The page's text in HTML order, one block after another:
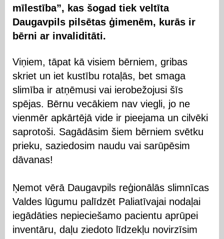
mīlestība”, kas šogad tiek veltīta
Daugavpils pilsētas ģimenēm, kurās ir
bērni ar invaliditāti.
Viņiem, tāpat kā visiem bērniem, gribas
skriet un iet kustību rotaļās, bet smaga
slimība ir atņēmusi vai ierobežojusi šīs
spējas. Bērnu vecākiem nav viegli, jo ne
vienmēr apkārtējā vide ir pieejama un cilvēki
saprotoši. Sagādāsim šiem bērniem svētku
prieku, saziedosim naudu vai sarūpēsim
dāvanas!
Ņemot vērā Daugavpils reģionālās slimnīcas
Valdes lūgumu palīdzēt Paliatīvajai nodaļai
iegādāties nepieciešamo pacientu aprūpei
inventāru, daļu ziedoto līdzekļu novirzīsim